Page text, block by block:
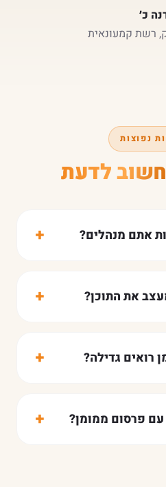
כ׳
רשת קמעונאית
נפוצות
חשוב לדעת
אתם מנהלים? +
את התוכן? +
רואים גדילה? +
פרסום ממומן? +